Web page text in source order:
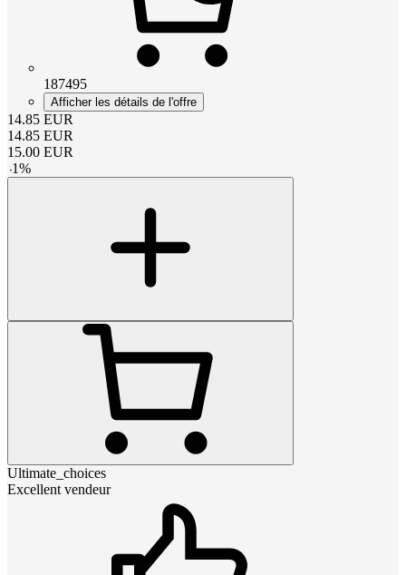
187495
Afficher les détails de l'offre
14.85 EUR
14.85 EUR
15.00 EUR
-1%
Ultimate_choices
Excellent vendeur